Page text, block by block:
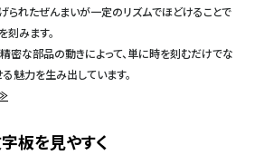
られたぜんまいが一定のリズムでほどけることで
刻みます。
密な部品の動きによって、単に時を刻むだけでな
魅力を生み出しています。
板を見やすく